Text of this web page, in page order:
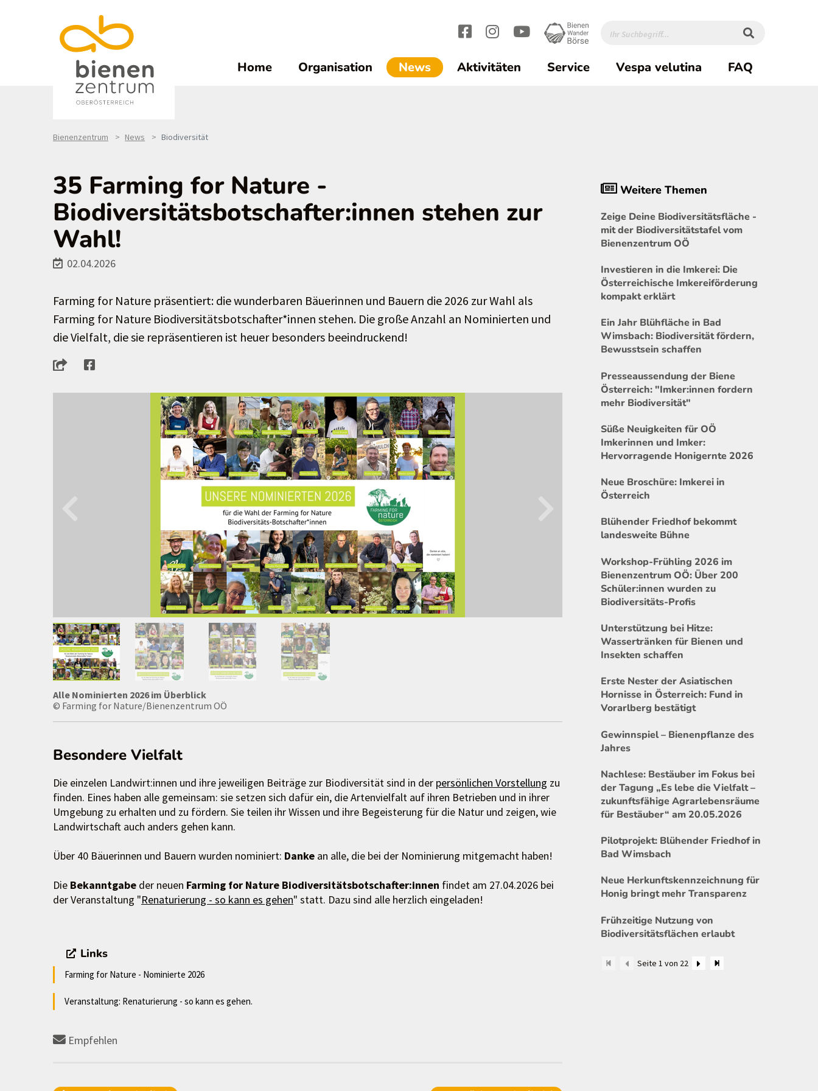
Home Organisation News(current)1
Aktivitäten Service Vespa velutina FAQ
Bienenzentrum News Biodiversität
35 Farming for Nature -
Biodiversitätsbotschafter:innen stehen zur
Wahl!
02.04.2026
Farming for Nature präsentiert: die wunderbaren Bäuerinnen und Bauern die 2026 zur Wahl als
Farming for Nature Biodiversitätsbotschafter*innen stehen. Die große Anzahl an Nominierten und
die Vielfalt, die sie repräsentieren ist heuer besonders beeindruckend!
Alle Nominierten 2026 im Überblick
© Farming for Nature/Bienenzentrum OÖ
Besondere Vielfalt
Die einzelen Landwirt:innen und ihre jeweiligen Beiträge zur Biodiversität sind in der persönlichen Vorstellung zu
finden. Eines haben alle gemeinsam: sie setzen sich dafür ein, die Artenvielfalt auf ihren Betrieben und in ihrer
Umgebung zu erhalten und zu fördern. Sie teilen ihr Wissen und ihre Begeisterung für die Natur und zeigen, wie
Landwirtschaft auch anders gehen kann.
Über 40 Bäuerinnen und Bauern wurden nominiert: Danke an alle, die bei der Nominierung mitgemacht haben!
Die Bekanntgabe der neuen Farming for Nature Biodiversitätsbotschafter:innen findet am 27.04.2026 bei
der Veranstaltung "Renaturierung - so kann es gehen" statt. Dazu sind alle herzlich eingeladen!
Links
Farming for Nature - Nominierte 2026
Veranstaltung: Renaturierung - so kann es gehen.
Empfehlen
Weitere Themen
Zeige Deine Biodiversitätsfläche -
mit der Biodiversitätstafel vom
Bienenzentrum OÖ
Investieren in die Imkerei: Die
Österreichische Imkereiförderung
kompakt erklärt
Ein Jahr Blühfläche in Bad
Wimsbach: Biodiversität fördern,
Bewusstsein schaffen
Presseaussendung der Biene
Österreich: "Imker:innen fordern
mehr Biodiversität"
Süße Neuigkeiten für OÖ
Imkerinnen und Imker:
Hervorragende Honigernte 2026
Neue Broschüre: Imkerei in
Österreich
Blühender Friedhof bekommt
landesweite Bühne
Workshop-Frühling 2026 im
Bienenzentrum OÖ: Über 200
Schüler:innen wurden zu
Biodiversitäts-Profis
Unterstützung bei Hitze:
Wassertränken für Bienen und
Insekten schaffen
Erste Nester der Asiatischen
Hornisse in Österreich: Fund in
Vorarlberg bestätigt
Gewinnspiel – Bienenpflanze des
Jahres
Nachlese: Bestäuber im Fokus bei
der Tagung „Es lebe die Vielfalt –
zukunftsfähige Agrarlebensräume
für Bestäuber“ am 20.05.2026
Pilotprojekt: Blühender Friedhof in
Bad Wimsbach
Neue Herkunftskennzeichnung für
Honig bringt mehr Transparenz
Frühzeitige Nutzung von
Biodiversitätsflächen erlaubt
Seite 1 von 22